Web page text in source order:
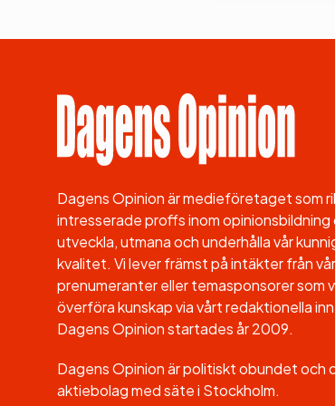
Dagens Opinion är medieföretaget som
intresserade proffs inom
utveckla, utmana och underhålla vår
kvalitet. Vi lever främst på intäkter från
prenumeranter eller temasponsorer som
överföra kunskap via vårt redaktionella
Dagens Opinion startades år 2009.
Dagens Opinion är politiskt obundet
aktiebolag med säte i Stockholm.